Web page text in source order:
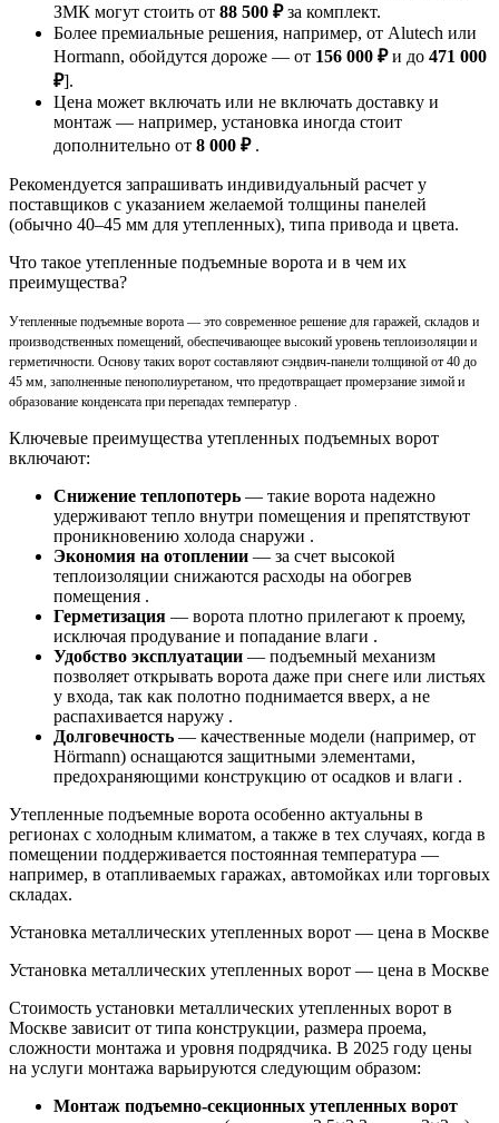
ЗМК могут стоить от 88 500 ₽за комплект.
Более премиальные решения, например, от Alutech или
Hormann, обойдутся дороже — от 156 000 ₽и до 471 000
₽].
Цена может включать или не включать доставку и
монтаж — например, установка иногда стоит
дополнительно от 8 000 ₽.
Рекомендуется запрашивать индивидуальный расчет у
поставщиков с указанием желаемой толщины панелей
(обычно 40–45 мм для утепленных), типа привода и цвета.
Что такое утепленные подъемные ворота и в чем их
преимущества?
Утепленные подъемные ворота — это современное решение для гаражей, складов и
производственных помещений, обеспечивающее высокий уровень теплоизоляции и
герметичности. Основу таких ворот составляют сэндвич-панели толщиной от 40 до
45 мм, заполненные пенополиуретаном, что предотвращает промерзание зимой и
образование конденсата при перепадах температур .
Ключевые преимущества утепленных подъемных ворот
включают:
Снижение теплопотерь — такие ворота надежно
удерживают тепло внутри помещения и препятствуют
проникновению холода снаружи .
Экономия на отоплении — за счет высокой
теплоизоляции снижаются расходы на обогрев
помещения .
Герметизация — ворота плотно прилегают к проему,
исключая продувание и попадание влаги .
Удобство эксплуатации — подъемный механизм
позволяет открывать ворота даже при снеге или листьях
у входа, так как полотно поднимается вверх, а не
распахивается наружу .
Долговечность — качественные модели (например, от
Hörmann) оснащаются защитными элементами,
предохраняющими конструкцию от осадков и влаги .
Утепленные подъемные ворота особенно актуальны в
регионах с холодным климатом, а также в тех случаях, когда в
помещении поддерживается постоянная температура —
например, в отапливаемых гаражах, автомойках или торговых
складах.
Установка металлических утепленных ворот — цена в Москве
Установка металлических утепленных ворот — цена в Москве
Стоимость установки металлических утепленных ворот в
Москве зависит от типа конструкции, размера проема,
сложности монтажа и уровня подрядчика. В 2025 году цены
на услуги монтажа варьируются следующим образом:
Монтаж подъемно-секционных утепленных ворот